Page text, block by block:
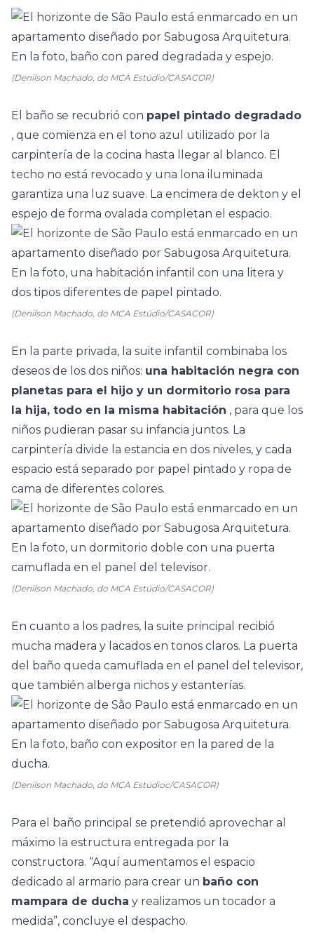
(Denilson Machado, do MCA Estúdio/CASACOR)
El baño se recubrió con papel pintado degradado
, que comienza en el tono azul utilizado por la
carpintería de la cocina hasta llegar al blanco. El
techo no está revocado y una lona iluminada
garantiza una luz suave. La encimera de dekton y el
espejo de forma ovalada completan el espacio.
(Denilson Machado, do MCA Estúdio/CASACOR)
En la parte privada, la suite infantil combinaba los
deseos de los dos niños: una habitación negra con
planetas para el hijo y un dormitorio rosa para
la hija, todo en la misma habitación , para que los
niños pudieran pasar su infancia juntos. La
carpintería divide la estancia en dos niveles, y cada
espacio está separado por papel pintado y ropa de
cama de diferentes colores.
(Denilson Machado, do MCA Estúdio/CASACOR)
En cuanto a los padres, la suite principal recibió
mucha madera y lacados en tonos claros. La puerta
del baño queda camuflada en el panel del televisor,
que también alberga nichos y estanterías.
(Denilson Machado, do MCA Estúdioc/CASACOR)
Para el baño principal se pretendió aprovechar al
máximo la estructura entregada por la
constructora. “Aquí aumentamos el espacio
dedicado al armario para crear un baño con
mampara de ducha y realizamos un tocador a
medida”, concluye el despacho.